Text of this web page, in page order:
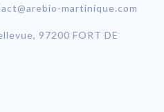
martinique.com
97200 FORT DE